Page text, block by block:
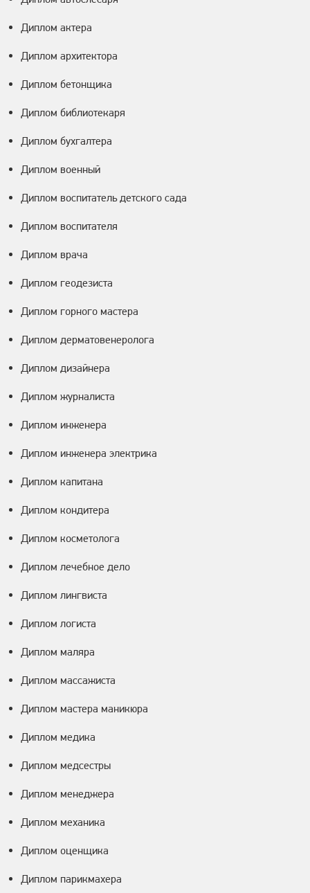
Диплом актера
Диплом архитектора
Диплом бетонщика
Диплом библиотекаря
Диплом бухгалтера
Диплом военный
Диплом воспитатель детского сада
Диплом воспитателя
Диплом врача
Диплом геодезиста
Диплом горного мастера
Диплом дерматовенеролога
Диплом дизайнера
Диплом журналиста
Диплом инженера
Диплом инженера электрика
Диплом капитана
Диплом кондитера
Диплом косметолога
Диплом лечебное дело
Диплом лингвиста
Диплом логиста
Диплом маляра
Диплом массажиста
Диплом мастера маникюра
Диплом медика
Диплом медсестры
Диплом менеджера
Диплом механика
Диплом оценщика
Диплом парикмахера